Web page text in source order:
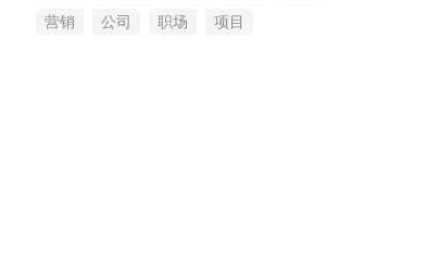
营销
公司 职场 项目